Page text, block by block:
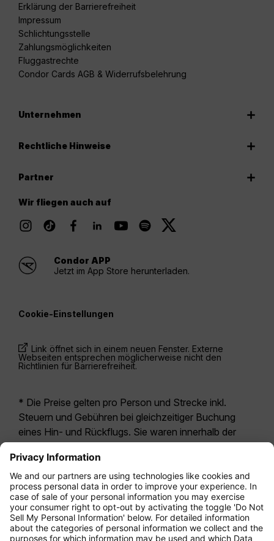
Erklärung der Barrierefreiheit
Impressum
Schlichtungsstelle
Zahlungsmöglichkeiten
Fluggastrechte
Condor Cards AGB & Widerrufsbelehrung
Unternehmen
Rechtliche Hinweise
Partner
Wir fliegen auch auf
Condor APP
Jetzt im App Store herunterladen.
Cookie-Einstellungen
Link öffnet sich in einem neuen Fenster. Externe
Webseiten entsprechen möglicherweise nicht den
Richtlinien für Barrierefreiheit.
* Die Preise gelten pro Person und Strecke inkl.
Steuern und Gebühren bei gleichzeitiger Buchung
eines Hin- und Rückflugs. Sie waren innerhalb der
letzten 24 Stunden verfügbar und sind
möglicherweise nicht mehr aktuell. Bei den für die
Economy Class angegebenen Tarifen handelt es
sich i.d.R. um Economy Zero, unsere restriktivste
Tarifoption. Es können hierfür zusätzliche Gebühren
fürAufgabegepäckoder für andere optionale
Leistungen anfallen. Es gelten dieAllgemeinen